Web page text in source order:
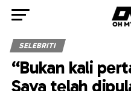
SELEBRITI
“Bukan kali
Saya telah